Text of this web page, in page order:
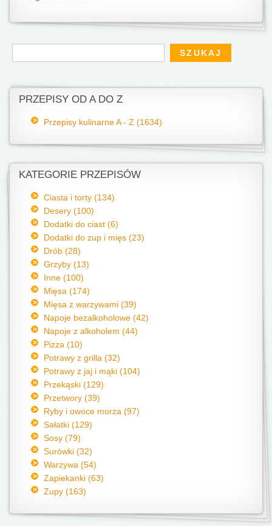
Formularz wyszukiwania
Szukaj
PRZEPISY OD A DO Z
Przepisy kulinarne A - Z (1634)
KATEGORIE PRZEPISÓW
Ciasta i torty (134)
Desery (100)
Dodatki do ciast (6)
Dodatki do zup i mięs (23)
Drób (28)
Grzyby (13)
Inne (100)
Mięsa (174)
Mięsa z warzywami (39)
Napoje bezalkoholowe (42)
Napoje z alkoholem (44)
Pizza (10)
Potrawy z grilla (32)
Potrawy z jaj i mąki (104)
Przekąski (129)
Przetwory (39)
Ryby i owoce morza (97)
Sałatki (129)
Sosy (79)
Surówki (32)
Warzywa (54)
Zapiekanki (63)
Zupy (163)